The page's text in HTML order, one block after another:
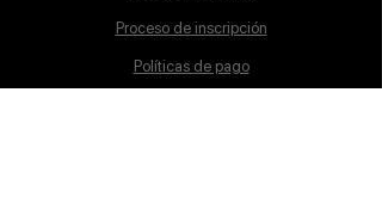
Proceso de inscripción
Políticas de pago